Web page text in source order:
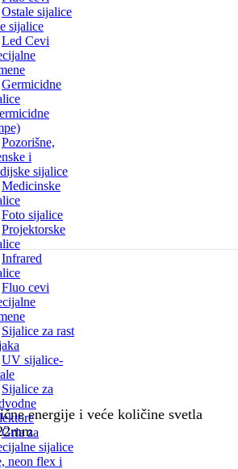
Ostale sijalice
sijalice
Led Cevi
Germicidne
Pozorišne,
i
sijalice
Medicinske
Foto sijalice
Projektorske
Infrared
Fluo cevi
Sijalice za rast
UV sijalice-
Sijalice za
Grla za
sijalice
neon flex i
energije i veće količine svetla